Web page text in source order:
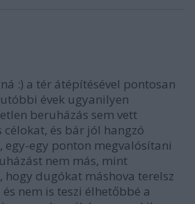
:) a tér átépítésével pontosan
évek ugyanilyen
beruházás sem vett
és bár jól hangzó
egy-egy ponton megvalósítani
nem más, mint
hogy dugókat máshova terelsz
nem is teszi élhetőbbé a